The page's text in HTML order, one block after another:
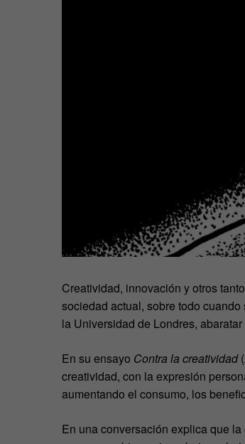
Creatividad, innovación y otros
sociedad actual, sobre todo
la Universidad de Londres,
En su ensayo Contra la creatividad
creatividad, con la expresión
aumentando el consumo, los
En una conversación explica que